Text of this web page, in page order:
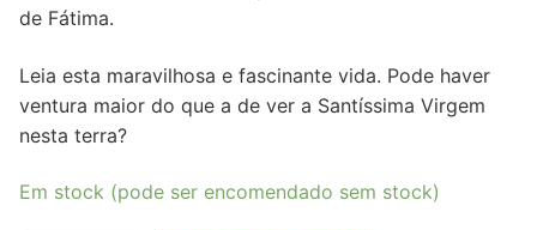
de Fátima.
Leia esta maravilhosa e fascinante vida. Pode haver
ventura maior do que a de ver a Santíssima Virgem
nesta terra?
Em stock (pode ser encomendado sem stock)